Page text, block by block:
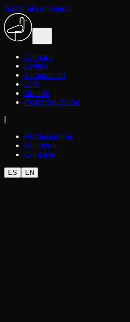
Saltar al contenido
Cámara
Lentes
Iluminación
Grip
Sonido
Postproducción
Producciones
Nosotros
Contacto
ES EN